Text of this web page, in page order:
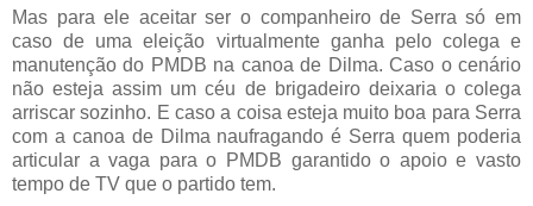
Mas para ele aceitar ser o companheiro de Serra só em
caso de uma eleição virtualmente ganha pelo colega e
manutenção do PMDB na canoa de Dilma. Caso o cenário
não esteja assim um céu de brigadeiro deixaria o colega
arriscar sozinho. E caso a coisa esteja muito boa para Serra
com a canoa de Dilma naufragando é Serra quem poderia
articular a vaga para o PMDB garantido o apoio e vasto
tempo de TV que o partido tem.